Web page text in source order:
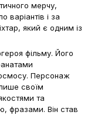
мерчу,
варіантів і за
який є одним із
фільму. Його
Персонаж
своїм
та
фразами. Він став